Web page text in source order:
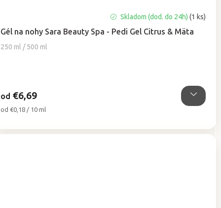
Gél na nohy Sara Beauty Spa - Pedi Gel Citrus & Mäta
250 ml / 500 ml
hodnotenie
produktu
je
Skladom (dod. do 24h)(1 ks)
od €6,69
Jednotková
od €0,18 / 10 ml